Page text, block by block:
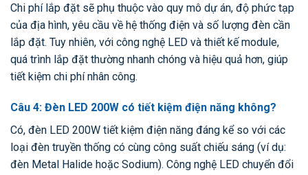
Chi phí lắp đặt sẽ phụ thuộc vào quy mô dự án, độ phức tạp
của địa hình, yêu cầu về hệ thống điện và số lượng đèn cần
lắp đặt. Tuy nhiên, với công nghệ LED và thiết kế module,
quá trình lắp đặt thường nhanh chóng và hiệu quả hơn, giúp
tiết kiệm chi phí nhân công.
Câu 4: Đèn LED 200W có tiết kiệm điện năng không?
Có, đèn LED 200W tiết kiệm điện năng đáng kể so với các
loại đèn truyền thống có cùng công suất chiếu sáng (ví dụ:
đèn Metal Halide hoặc Sodium). Công nghệ LED chuyển đổi